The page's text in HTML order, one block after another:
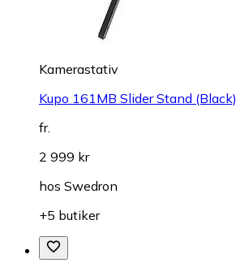
Kamerastativ
Kupo 161MB Slider Stand (Black)
fr.
2 999 kr
hos Swedron
+5 butiker